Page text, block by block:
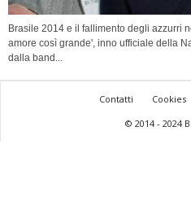
Brasile 2014 e il fallimento degli azzurri
amore così grande', inno ufficiale della
dalla band...
Contatti Cookies
© 2014 - 2024